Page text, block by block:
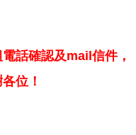
話確認及mail信件，
位！